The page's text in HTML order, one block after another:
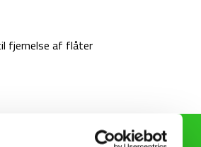
fjernelse af flåter
TILFØJ TIL KURV